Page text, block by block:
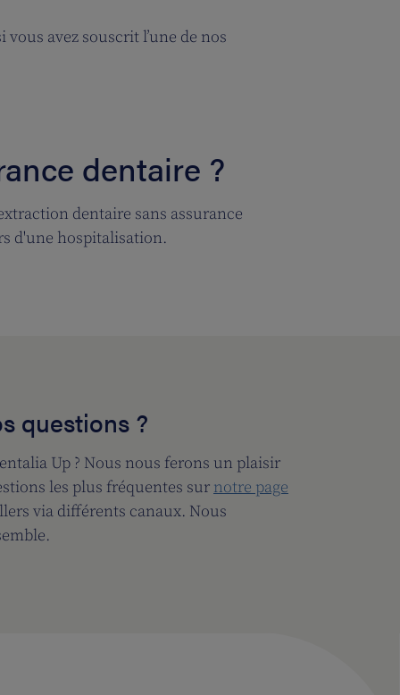
avez souscrit l’une de nos
dentaire ?
dentaire sans assurance
d'une hospitalisation.
questions ?
Up ? Nous nous ferons un plaisir
les plus fréquentes sur notre page
via différents canaux. Nous